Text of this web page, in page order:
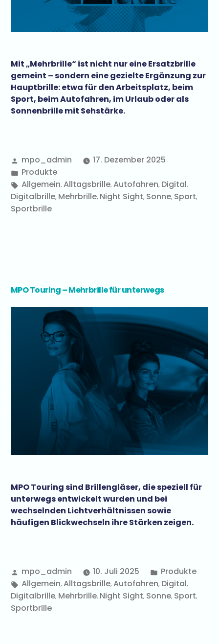
Mit „Mehrbrille“ ist nicht nur eine Ersatzbrille
gemeint – sondern eine gezielte Ergänzung zur
Hauptbrille: etwa für den Arbeitsplatz, beim
Sport, beim Autofahren, im Urlaub oder als
Sonnenbrille mit Sehstärke.
mpo_admin
17. Dezember 2025
Produkte
Allgemein, Alltagsbrille, Autofahren, Digital,
Digitalbrille, Mehrbrille, Night Sight, Sonne, Sport,
Sportbrille
MPO Touring – Mehrbrille für unterwegs
MPO Touring sind Brillengläser, die speziell für
unterwegs entwickelt wurden und bei
wechselnden Lichtverhältnissen sowie
häufigen Blickwechseln ihre Stärken zeigen.
mpo_admin 10. Juli 2025
Produkte
Allgemein, Alltagsbrille, Autofahren, Digital,
Digitalbrille, Mehrbrille, Night Sight, Sonne, Sport,
Sportbrille